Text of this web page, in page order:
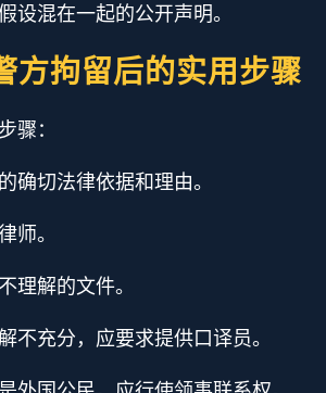
设混在一起的公开声明。
方拘留后的实用步骤
骤：
确切法律依据和理由。
师。
理解的文件。
不充分，应要求提供口译员。